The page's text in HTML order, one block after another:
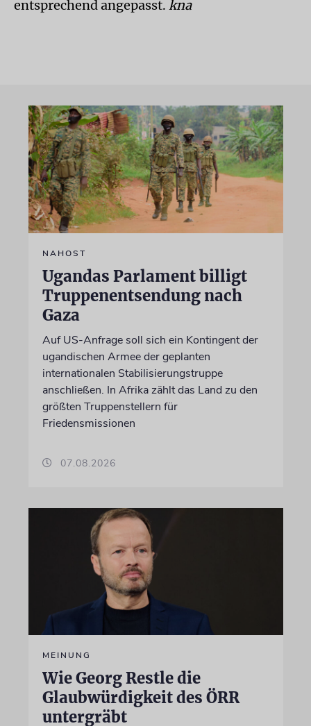
entsprechend angepasst. kna
NAHOST
Ugandas Parlament billigt
Truppenentsendung nach
Gaza
Auf US-Anfrage soll sich ein Kontingent der
ugandischen Armee der geplanten
internationalen Stabilisierungstruppe
anschließen. In Afrika zählt das Land zu den
größten Truppenstellern für
Friedensmissionen
07.08.2026
MEINUNG
Wie Georg Restle die
Glaubwürdigkeit des ÖRR
untergräbt